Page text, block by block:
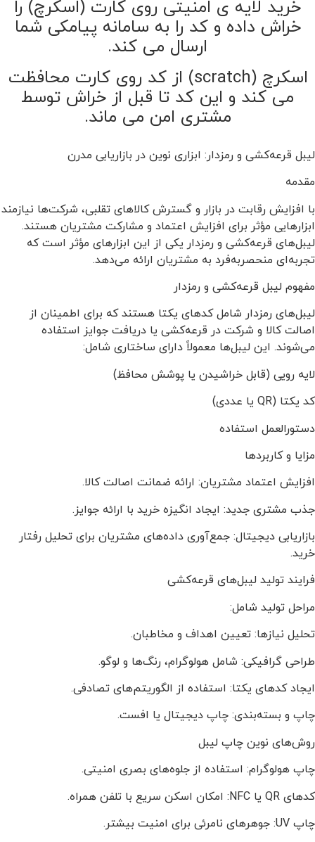
خرید لایه ی امنیتی روی کارت (اسکرچ) را
خراش داده و کد را به سامانه پیامکی شما
ارسال می کند.
اسکرچ (scratch) از کد روی کارت محافظت
می کند و این کد تا قبل از خراش توسط
مشتری امن می ماند.
لیبل قرعه‌کشی و رمزدار: ابزاری نوین در بازاریابی مدرن
مقدمه
با افزایش رقابت در بازار و گسترش کالاهای تقلبی، شرکت‌ها نیازمند
ابزارهایی مؤثر برای افزایش اعتماد و مشارکت مشتریان هستند.
لیبل‌های قرعه‌کشی و رمزدار یکی از این ابزارهای مؤثر است که
تجربه‌ای منحصر‌به‌فرد به مشتریان ارائه می‌دهد.
مفهوم لیبل قرعه‌کشی و رمزدار
لیبل‌های رمزدار شامل کدهای یکتا هستند که برای اطمینان از
اصالت کالا و شرکت در قرعه‌کشی یا دریافت جوایز استفاده
می‌شوند. این لیبل‌ها معمولاً دارای ساختاری شامل:
لایه رویی (قابل خراشیدن یا پوشش محافظ)
کد یکتا (QR یا عددی)
دستورالعمل استفاده
مزایا و کاربردها
افزایش اعتماد مشتریان: ارائه ضمانت اصالت کالا.
جذب مشتری جدید: ایجاد انگیزه خرید با ارائه جوایز.
بازاریابی دیجیتال: جمع‌آوری داده‌های مشتریان برای تحلیل رفتار
خرید.
فرایند تولید لیبل‌های قرعه‌کشی
مراحل تولید شامل:
تحلیل نیازها: تعیین اهداف و مخاطبان.
طراحی گرافیکی: شامل هولوگرام، رنگ‌ها و لوگو.
ایجاد کدهای یکتا: استفاده از الگوریتم‌های تصادفی.
چاپ و بسته‌بندی: چاپ دیجیتال یا افست.
روش‌های نوین چاپ لیبل
چاپ هولوگرام: استفاده از جلوه‌های بصری امنیتی.
کدهای QR یا NFC: امکان اسکن سریع با تلفن همراه.
چاپ UV: جوهرهای نامرئی برای امنیت بیشتر.